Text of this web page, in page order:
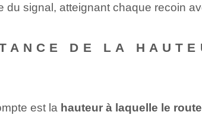
du signal, atteignant chaque recoin
DE LA
est la hauteur à laquelle le